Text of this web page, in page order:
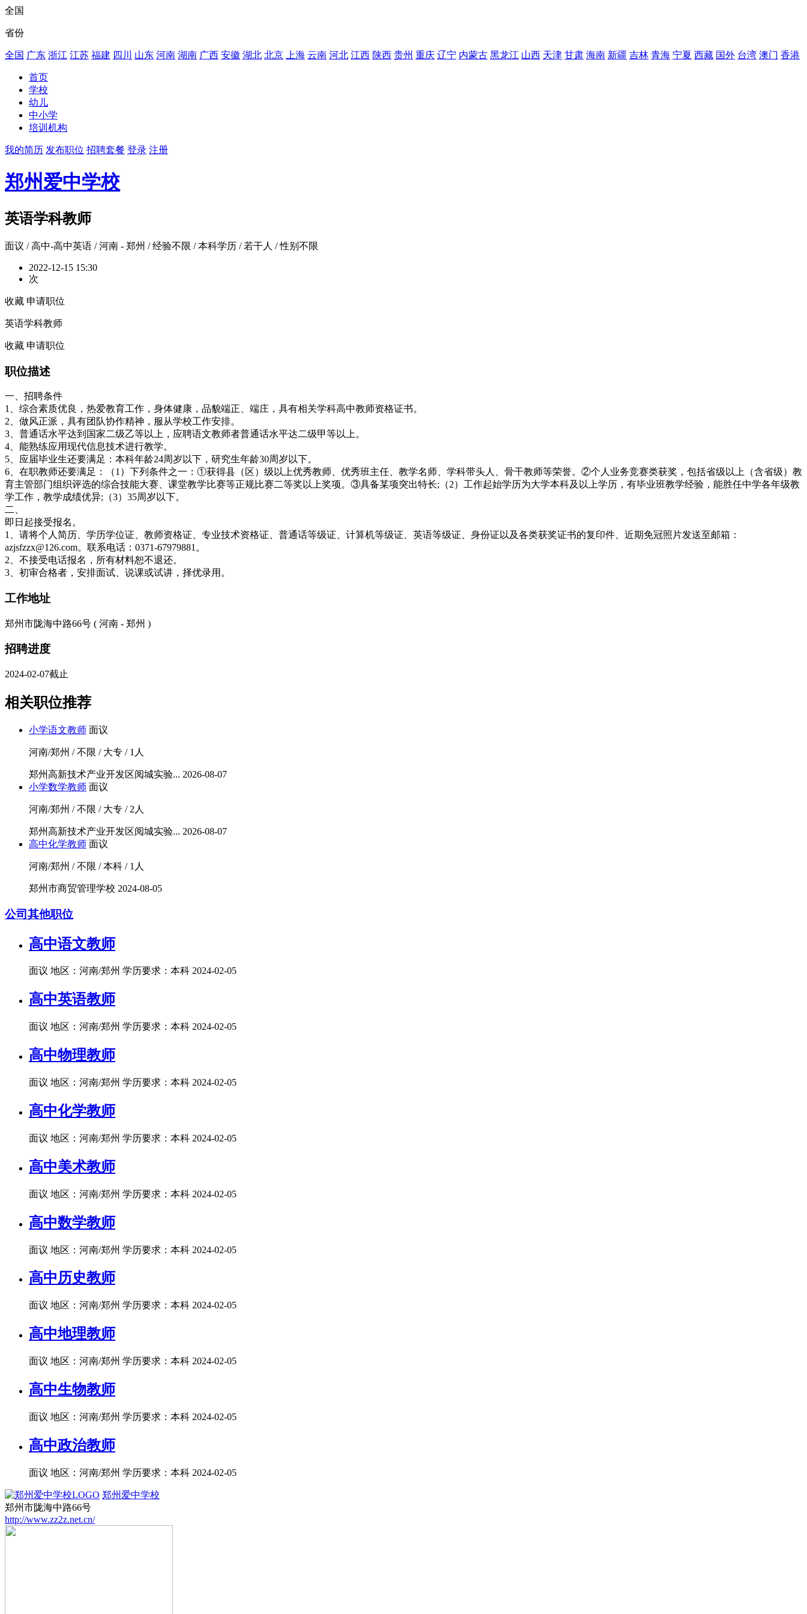
全国
省份
全国 广东 浙江 江苏 福建 四川 山东 河南 湖南 广西 安徽 湖北 北京 上海 云南 河北 江西 陕西 贵州 重庆 辽宁 内蒙古 黑龙江 山西 天津 甘肃 海南 新疆 吉林 青海 宁夏 西藏 国外 台湾 澳门 香港
首页
学校
幼儿
中小学
培训机构
我的简历 发布职位 招聘套餐 登录 注册
郑州爱中学校
英语学科教师
面议 / 高中-高中英语 / 河南 - 郑州 / 经验不限 / 本科学历 / 若干人 / 性别不限
2022-12-15 15:30
次
收藏 申请职位
英语学科教师
收藏 申请职位
职位描述
一、招聘条件
1、综合素质优良，热爱教育工作，身体健康，品貌端正、端庄，具有相关学科高中教师资格证书。
2、做风正派，具有团队协作精神，服从学校工作安排。
3、普通话水平达到国家二级乙等以上，应聘语文教师者普通话水平达二级甲等以上。
4、能熟练应用现代信息技术进行教学。
5、应届毕业生还要满足：本科年龄24周岁以下，研究生年龄30周岁以下。
6、在职教师还要满足：（1）下列条件之一：①获得县（区）级以上优秀教师、优秀班主任、教学名师、学科带头人、骨干教师等荣誉。②个人业务竞赛类获奖，包括省级以上（含省级）教
育主管部门组织评选的综合技能大赛、课堂教学比赛等正规比赛二等奖以上奖项。③具备某项突出特长;（2）工作起始学历为大学本科及以上学历，有毕业班教学经验，能胜任中学各年级教
学工作，教学成绩优异;（3）35周岁以下。
二、
即日起接受报名。
1、请将个人简历、学历学位证、教师资格证、专业技术资格证、普通话等级证、计算机等级证、英语等级证、身份证以及各类获奖证书的复印件、近期免冠照片发送至邮箱：
azjsfzzx@126.com。联系电话：0371-67979881。
2、不接受电话报名，所有材料恕不退还。
3、初审合格者，安排面试、说课或试讲，择优录用。
工作地址
郑州市陇海中路66号 ( 河南 - 郑州 )
招聘进度
2024-02-07截止
相关职位推荐
小学语文教师 面议
河南/郑州 / 不限 / 大专 / 1人
郑州高新技术产业开发区阅城实验... 2026-08-07
小学数学教师 面议
河南/郑州 / 不限 / 大专 / 2人
郑州高新技术产业开发区阅城实验... 2026-08-07
高中化学教师 面议
河南/郑州 / 不限 / 本科 / 1人
郑州市商贸管理学校 2024-08-05
公司其他职位
高中语文教师
面议 地区：河南/郑州 学历要求：本科 2024-02-05
高中英语教师
面议 地区：河南/郑州 学历要求：本科 2024-02-05
高中物理教师
面议 地区：河南/郑州 学历要求：本科 2024-02-05
高中化学教师
面议 地区：河南/郑州 学历要求：本科 2024-02-05
高中美术教师
面议 地区：河南/郑州 学历要求：本科 2024-02-05
高中数学教师
面议 地区：河南/郑州 学历要求：本科 2024-02-05
高中历史教师
面议 地区：河南/郑州 学历要求：本科 2024-02-05
高中地理教师
面议 地区：河南/郑州 学历要求：本科 2024-02-05
高中生物教师
面议 地区：河南/郑州 学历要求：本科 2024-02-05
高中政治教师
面议 地区：河南/郑州 学历要求：本科 2024-02-05
郑州爱中学校
郑州市陇海中路66号
http://www.zz2z.net.cn/